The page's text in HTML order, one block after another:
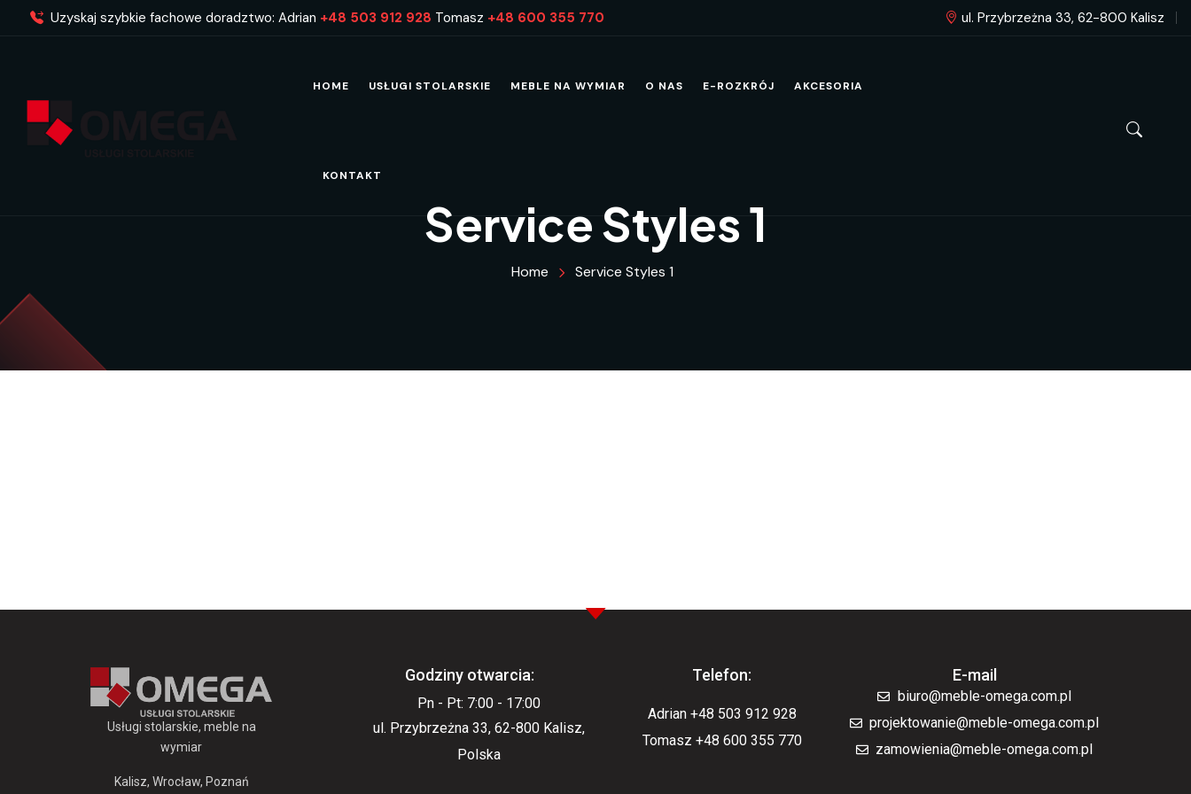
Uzyskaj szybkie fachowe doradztwo: Adrian +48 503 912 928 Tomasz +48 600 355 770 ul. Przybrzeżna 33, 62-800 Kalisz
HOME USŁUGI STOLARSKIE MEBLE NA WYMIAR O NAS E-ROZKRÓJ AKCESORIA
KONTAKT
Service Styles 1
Home Service Styles 1
Usługi stolarskie, meble na
wymiar
Kalisz, Wrocław, Poznań
Godziny otwarcia:
Pn - Pt: 7:00 - 17:00
ul. Przybrzeżna 33, 62-800 Kalisz,
Polska
Telefon:
Adrian +48 503 912 928
Tomasz +48 600 355 770
E-mail
biuro@meble-omega.com.pl
projektowanie@meble-omega.com.pl
zamowienia@meble-omega.com.pl